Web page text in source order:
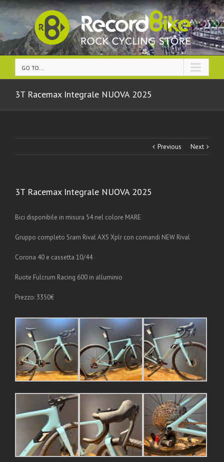
GO TO...
3T Racemax Integrale NUOVA 2025
Previous Next
3T Racemax Integrale NUOVA 2025
Bici disponibile in misura 54 nel colore MARE
Gruppo completo Sram Rival AXS Xplr con comandi NEW Rival
Corona 40 e cassetta 10/44
Ruote Fulcrum Racing 600 in alluminio
Prezzo: 3350€